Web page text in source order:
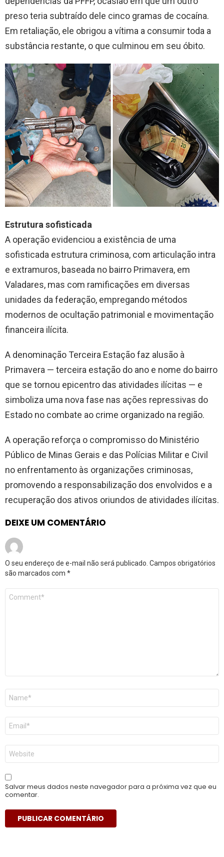
preso teria subtraído dele cinco gramas de cocaína.
Em retaliação, ele obrigou a vítima a consumir toda a
substância restante, o que culminou em seu óbito.
Estrutura sofisticada
A operação evidenciou a existência de uma
sofisticada estrutura criminosa, com articulação intra
e extramuros, baseada no bairro Primavera, em
Valadares, mas com ramificações em diversas
unidades da federação, empregando métodos
modernos de ocultação patrimonial e movimentação
financeira ilícita.
A denominação Terceira Estação faz alusão à
Primavera — terceira estação do ano e nome do bairro
que se tornou epicentro das atividades ilícitas — e
simboliza uma nova fase nas ações repressivas do
Estado no combate ao crime organizado na região.
A operação reforça o compromisso do Ministério
Público de Minas Gerais e das Polícias Militar e Civil
no enfrentamento às organizações criminosas,
promovendo a responsabilização dos envolvidos e a
recuperação dos ativos oriundos de atividades ilícitas.
DEIXE UM COMENTÁRIO
O seu endereço de e-mail não será publicado. Campos obrigatórios
são marcados com *
Comentário
Nome
E-
mail
*
Site
Salvar meus dados neste navegador para a próxima vez que eu
comentar.